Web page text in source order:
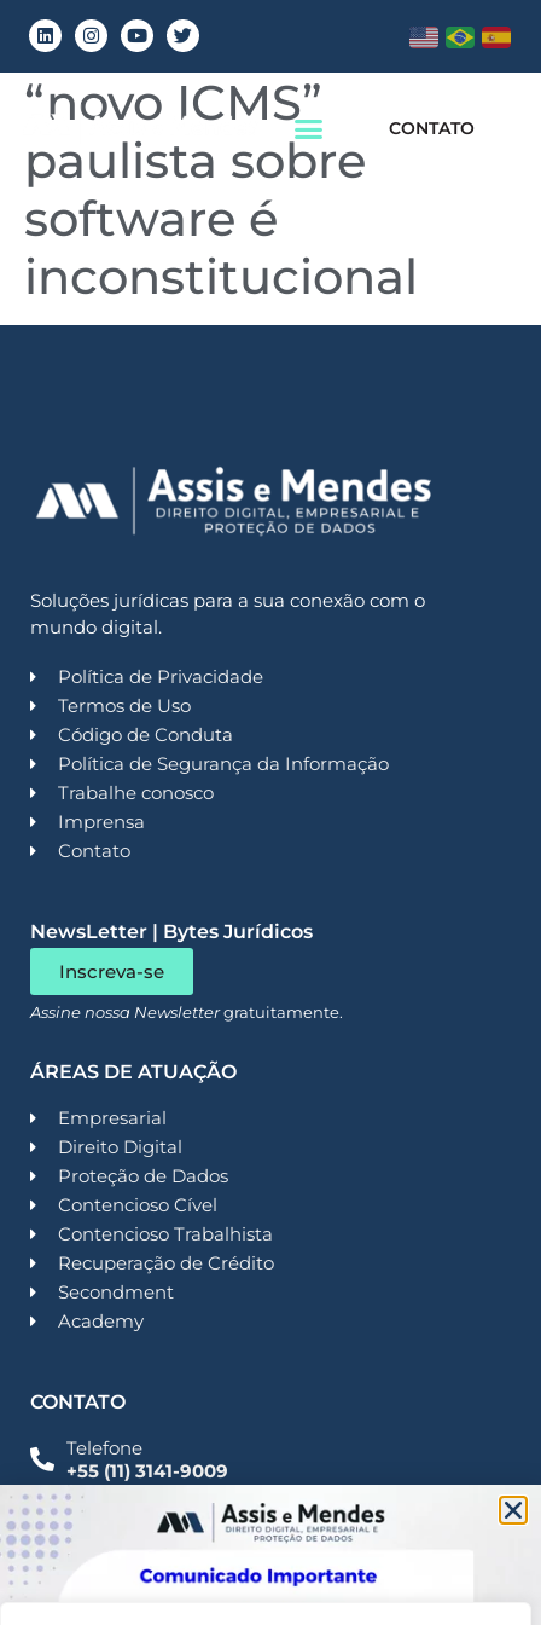
CONTATO
Para Assespro-SP,
“novo ICMS”
paulista sobre
software é
inconstitucional
Soluções jurídicas para a sua conexão com o
mundo digital.
Política de Privacidade
Termos de Uso
Código de Conduta
Política de Segurança da Informação
Trabalhe conosco
Imprensa
Contato
NewsLetter | Bytes Jurídicos
Inscreva-se
Assine nossa Newslettergratuitamente.
ÁREAS DE ATUAÇÃO
Empresarial
Direito Digital
Proteção de Dados
Contencioso Cível
Contencioso Trabalhista
Recuperação de Crédito
Secondment
Academy
CONTATO
Telefone
+55 (11) 3141-9009
Imprensa
Fale Conosco
contato@assisemendes.com.br
Alameda Santos, 1165 Paulista - CEP 01419-001 -